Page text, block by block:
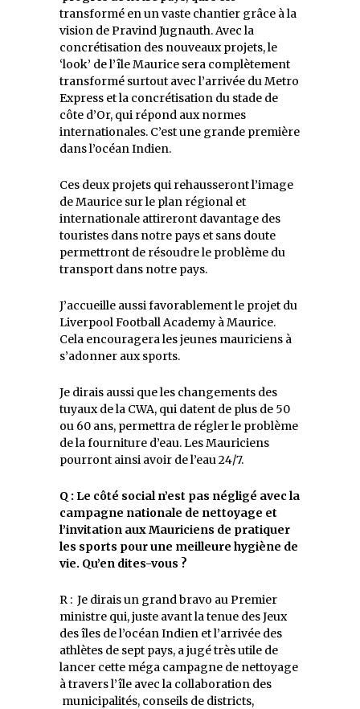
transformé en un vaste chantier grâce à la
vision de Pravind Jugnauth. Avec la
concrétisation des nouveaux projets, le
‘look’ de l’île Maurice sera complètement
transformé surtout avec l’arrivée du Metro
Express et la concrétisation du stade de
côte d’Or, qui répond aux normes
internationales. C’est une grande première
dans l’océan Indien.
Ces deux projets qui rehausseront l’image
de Maurice sur le plan régional et
internationale attireront davantage des
touristes dans notre pays et sans doute
permettront de résoudre le problème du
transport dans notre pays.
J’accueille aussi favorablement le projet du
Liverpool Football Academy à Maurice.
Cela encouragera les jeunes mauriciens à
s’adonner aux sports.
Je dirais aussi que les changements des
tuyaux de la CWA, qui datent de plus de 50
ou 60 ans, permettra de régler le problème
de la fourniture d’eau. Les Mauriciens
pourront ainsi avoir de l’eau 24/7.
Q : Le côté social n’est pas négligé avec la
campagne nationale de nettoyage et
l’invitation aux Mauriciens de pratiquer
les sports pour une meilleure hygiène de
vie. Qu’en dites-vous ?
R : Je dirais un grand bravo au Premier
ministre qui, juste avant la tenue des Jeux
des îles de l’océan Indien et l’arrivée des
athlètes de sept pays, a jugé très utile de
lancer cette méga campagne de nettoyage
à travers l’île avec la collaboration des
municipalités, conseils de districts,